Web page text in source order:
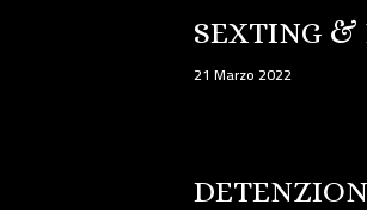
SEXTING
21 Marzo 2022